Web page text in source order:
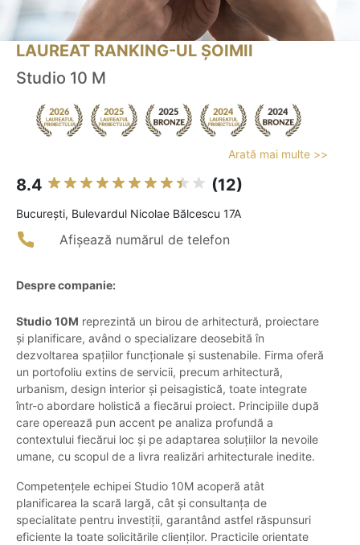
LAUREAT RANKING-UL ȘOIMII
Studio 10 M
Arată mai multe >>
8.4 (12)
Bucureşti, Bulevardul Nicolae Bălcescu 17A
Afișează numărul de telefon
Despre companie:
Studio 10M reprezintă un birou de arhitectură, proiectare
și planificare, având o specializare deosebită în
dezvoltarea spațiilor funcționale și sustenabile. Firma oferă
un portofoliu extins de servicii, precum arhitectură,
urbanism, design interior și peisagistică, toate integrate
într-o abordare holistică a fiecărui proiect. Principiile după
care operează pun accent pe analiza profundă a
contextului fiecărui loc și pe adaptarea soluțiilor la nevoile
umane, cu scopul de a livra realizări arhitecturale inedite.
Competențele echipei Studio 10M acoperă atât
planificarea la scară largă, cât și consultanța de
specialitate pentru investiții, garantând astfel răspunsuri
eficiente la toate solicitările clienților. Practicile orientate